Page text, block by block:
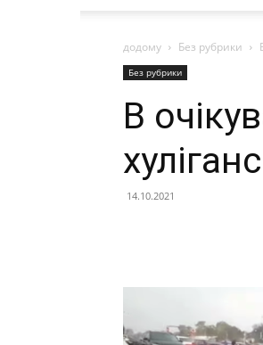
додому Без рубрики
Без рубрики
В
14.10.2021